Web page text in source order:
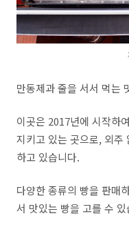
만동제과 줄을 서서 먹는
이곳은 2017년에 시작하
지키고 있는 곳으로, 외주
하고 있습니다.
다양한 종류의 빵을 판매
서 맛있는 빵을 고를 수 있